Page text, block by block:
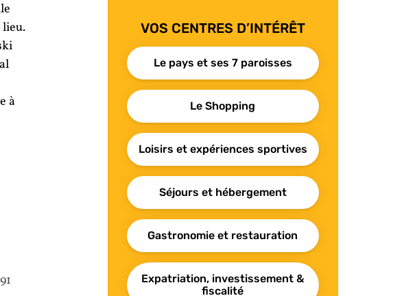
lieu.
à
VOS CENTRES D’INTÉRÊT
Le pays et ses 7 paroisses
Le Shopping
Loisirs et expériences sportives
Séjours et hébergement
Gastronomie et restauration
Expatriation, investissement &
fiscalité